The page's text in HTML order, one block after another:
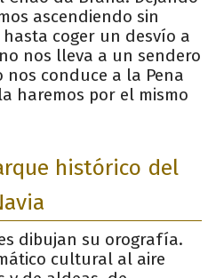
ascendiendo sin
coger un desvío a
nos lleva a un sendero
nos conduce a la Pena
haremos por el mismo
histórico del
dibujan su orografía.
cultural al aire